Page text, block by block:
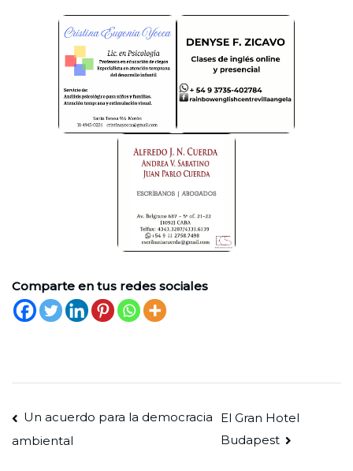
Comparte en tus redes sociales
Navegación
de
Un acuerdo para la democracia
ambiental
El Gran Hotel
Budapest